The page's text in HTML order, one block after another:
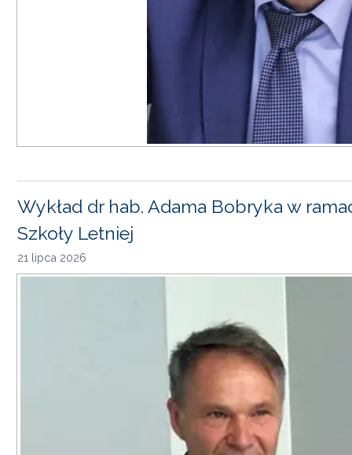
Wykład dr hab. Adama Bobryka w
Szkoły Letniej
21 lipca 2026